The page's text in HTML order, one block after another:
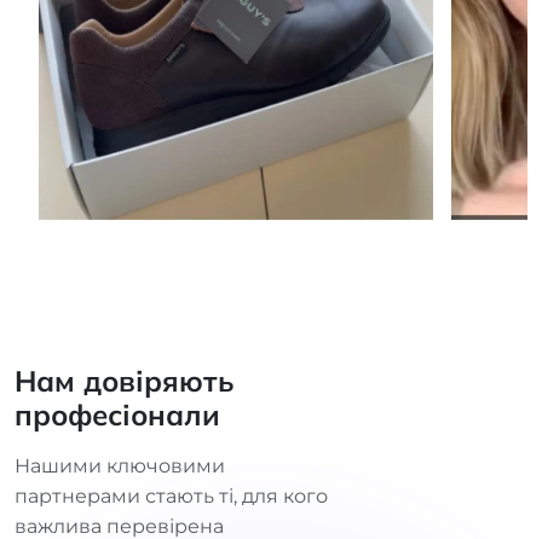
Нам довіряють
професіонали
Нашими ключовими
партнерами стають ті, для кого
важлива перевірена